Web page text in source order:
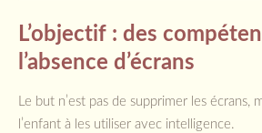
L’objectif : des
l’absence d’écrans
Le but n’est pas de supprimer les écrans,
l’enfant à les utiliser avec intelligence.